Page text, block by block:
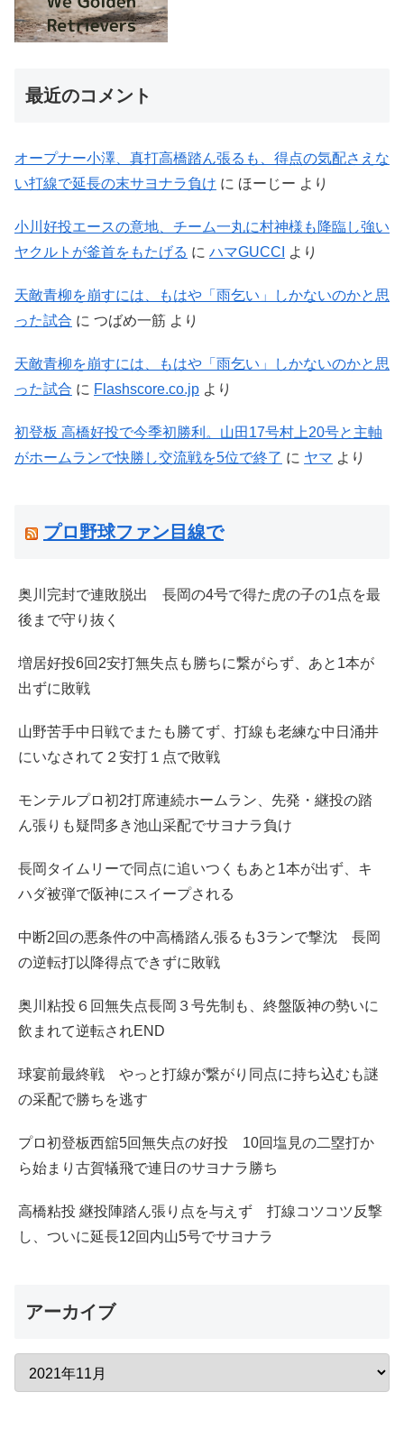
最近のコメント
オープナー小澤、真打高橋踏ん張るも、得点の気配さえな
い打線で延長の末サヨナラ負け に ほーじー より
小川好投エースの意地、チーム一丸に村神様も降臨し強い
ヤクルトが釜首をもたげる に ハマGUCCI より
天敵青柳を崩すには、もはや「雨乞い」しかないのかと思
った試合 に つばめ一筋 より
天敵青柳を崩すには、もはや「雨乞い」しかないのかと思
った試合 に Flashscore.co.jp より
初登板 高橋好投で今季初勝利。山田17号村上20号と主軸
がホームランで快勝し交流戦を5位で終了 に ヤマ より
プロ野球ファン目線で
奥川完封で連敗脱出 長岡の4号で得た虎の子の1点を最
後まで守り抜く
増居好投6回2安打無失点も勝ちに繋がらず、あと1本が
出ずに敗戦
山野苦手中日戦でまたも勝てず、打線も老練な中日涌井
にいなされて２安打１点で敗戦
モンテルプロ初2打席連続ホームラン、先発・継投の踏
ん張りも疑問多き池山采配でサヨナラ負け
長岡タイムリーで同点に追いつくもあと1本が出ず、キ
ハダ被弾で阪神にスイープされる
中断2回の悪条件の中高橋踏ん張るも3ランで撃沈 長岡
の逆転打以降得点できずに敗戦
奥川粘投６回無失点長岡３号先制も、終盤阪神の勢いに
飲まれて逆転されEND
球宴前最終戦 やっと打線が繋がり同点に持ち込むも謎
の采配で勝ちを逃す
プロ初登板西舘5回無失点の好投 10回塩見の二塁打か
ら始まり古賀犠飛で連日のサヨナラ勝ち
高橋粘投 継投陣踏ん張り点を与えず 打線コツコツ反撃
し、ついに延長12回内山5号でサヨナラ
アーカイブ